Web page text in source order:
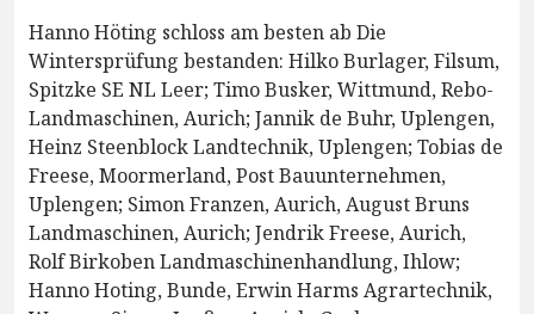
Hanno Höting schloss am besten ab Die
Wintersprüfung bestanden: Hilko Burlager, Filsum,
Spitzke SE NL Leer; Timo Busker, Wittmund, Rebo-
Landmaschinen, Aurich; Jannik de Buhr, Uplengen,
Heinz Steenblock Landtechnik, Uplengen; Tobias de
Freese, Moormerland, Post Bauunternehmen,
Uplengen; Simon Franzen, Aurich, August Bruns
Landmaschinen, Aurich; Jendrik Freese, Aurich,
Rolf Birkoben Landmaschinenhandlung, Ihlow;
Hanno Hoting, Bunde, Erwin Harms Agrartechnik,